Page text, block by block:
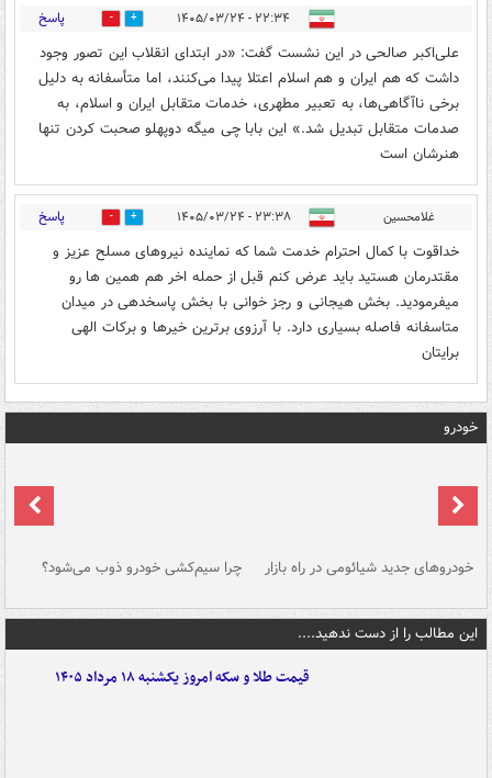
۲۲:۳۴ - ۱۴۰۵/۰۳/۲۴ 2 پاسخ
علی‌اکبر صالحی در این نشست گفت: «در ابتدای انقلاب این تصور وجود
داشت که هم ایران و هم اسلام اعتلا پیدا می‌کنند، اما متأسفانه به دلیل
برخی ناآگاهی‌ها، به تعبیر مطهری، خدمات متقابل ایران و اسلام، به
صدمات متقابل تبدیل شد.» این بابا چی میگه دوپهلو صحبت کردن تنها
هنرشان است
غلامحسین ۲۳:۳۸ - ۱۴۰۵/۰۳/۲۴ 2 پاسخ
خداقوت با کمال احترام خدمت شما که نماینده نیروهای مسلح عزیز و
مقتدرمان هستید باید عرض کنم قبل از حمله اخر هم همین ها رو
میفرمودید. بخش هیجانی و رجز خوانی با بخش پاسخدهی در میدان
متاسفانه فاصله بسیاری دارد. با آرزوی برترین خیرها و برکات الهی
برایتان
خودرو
خودروهای جدید شیائومی در راه بازار چرا سیم‌کشی خودرو ذوب می‌شود؟
این مطالب را از دست ندهید....
قیمت طلا و سکه امروز یکشنبه ۱۸ مرداد ۱۴۰۵